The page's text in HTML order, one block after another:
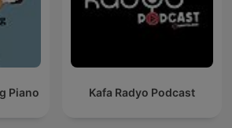
Piano Kafa Radyo Podcast